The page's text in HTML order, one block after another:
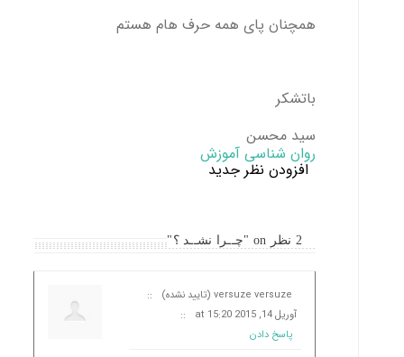
همچنان پای همه حرف هام هستم
باتشکر
سید محسن
روان شناسی آموزش
افزودن نظر جدید
versuze versuze (تایید نشده)
آوریل 14, 2015 at 15:20
پاسخ دادن